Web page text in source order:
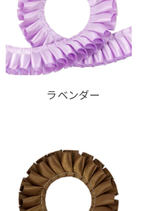
ラベンダー